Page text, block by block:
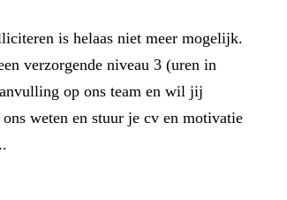
is helaas niet meer mogelijk.
verzorgende niveau 3 (uren in
op ons team en wil jij
weten en stuur je cv en motivatie